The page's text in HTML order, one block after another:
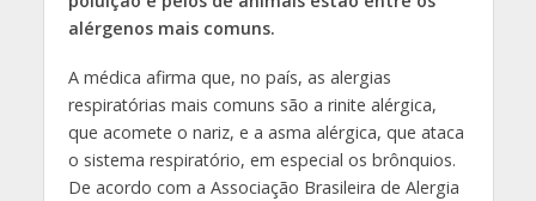
alérgenos mais comuns.
A médica afirma que, no país, as alergias
respiratórias mais comuns são a rinite alérgica,
que acomete o nariz, e a asma alérgica, que ataca
o sistema respiratório, em especial os brônquios.
De acordo com a Associação Brasileira de Alergia